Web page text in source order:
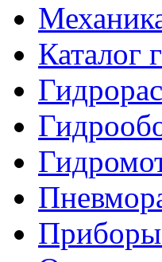
Каталог
Приборы